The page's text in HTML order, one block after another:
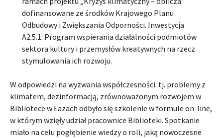
dofinansowane ze środków Krajowego Planu
Odbudowy i Zwiększania Odporności. Inwestycja
A2.5.1: Program wspierania działalności podmiotów
sektora kultury i przemysłów kreatywnych na rzecz
stymulowania ich rozwoju.
W odpowiedzi na wyzwania współczesności: tj. problemy z
klimatem, dezinformacją, zrównoważonym rozwojem w
Bibliotece w Łazach odbyło się szkolenie w formule on-line,
w którym wzięły udział pracownice Biblioteki. Spotkanie
miało na celu pogłębienie wiedzy o roli, jaką nowoczesne